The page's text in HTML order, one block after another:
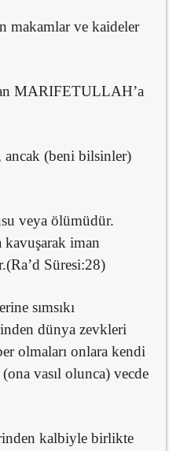
makamlar ve kaideler
MARIFETULLAH’a
ancak (beni bilsinler)
veya ölümüdür.
iman
Süresi:28)
sımsıkı
dünya zevkleri
olmaları onlara kendi
vasıl olunca) vecde
kalbiyle birlikte